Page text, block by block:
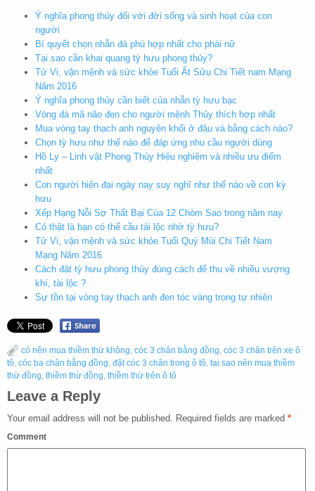
Ý nghĩa phong thủy đối với đời sống và sinh hoạt của con
người
Bí quyết chọn nhẫn đá phù hợp nhất cho phái nữ
Tại sao cần khai quang tỳ hưu phong thủy?
Tử Vi, vận mệnh và sức khỏe Tuổi Ất Sửu Chi Tiết nam Mạng
Năm 2016
Ý nghĩa phong thủy cần biết của nhẫn tỳ hưu bạc
Vòng đá mã não đen cho người mệnh Thủy thích hợp nhất
Mua vòng tay thạch anh nguyên khối ở đâu và bằng cách nào?
Chọn tỳ hưu như thế nào để đáp ứng nhu cầu người dùng
Hồ Ly – Linh vật Phong Thủy Hiệu nghiệm và nhiều ưu điểm
nhất
Con người hiện đại ngày nay suy nghĩ như thế nào về con kỳ
hưu
Xếp Hạng Nỗi Sợ Thất Bại Của 12 Chòm Sao trong năm nay
Có thật là bạn có thể cầu tài lộc nhờ tỳ hưu?
Tử Vi, vận mệnh và sức khỏe Tuổi Quý Mùi Chi Tiết Nam
Mạng Năm 2016
Cách đặt tỳ hưu phong thủy đúng cách để thu về nhiều vượng
khí, tài lộc ?
Sự tồn tại vòng tay thạch anh đen tóc vàng trong tự nhiên
có nên mua thiềm thừ không cóc 3 chân bằng đồng cóc 3 chân trên xe ô
tô cóc ba chân bằng đồng đặt cóc 3 chân trong ô tô tại sao nên mua thiềm
thừ đồng thiềm thừ đồng thiềm thừ trên ô tô
Leave a Reply
Your email address will not be published. Required fields are marked *
Comment